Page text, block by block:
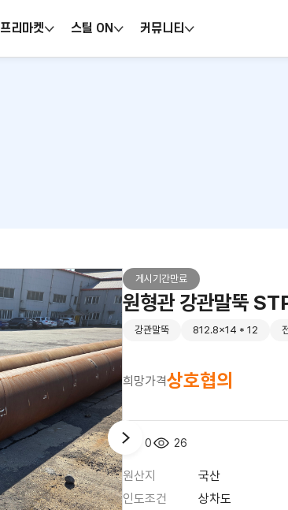
프리마켓 스틸 ON 커뮤니티
게시기간만료
원형관 강관말뚝
강관말뚝 812.8x14 * 12
희망가격상호협의
0 26
원산지
국산
인도조건
상차도